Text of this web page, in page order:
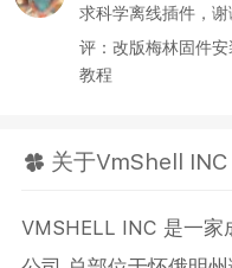
求科学离线插件，谢
评：改版梅林固件
教程
关于VmShell INC
VMSHELL INC 是一家